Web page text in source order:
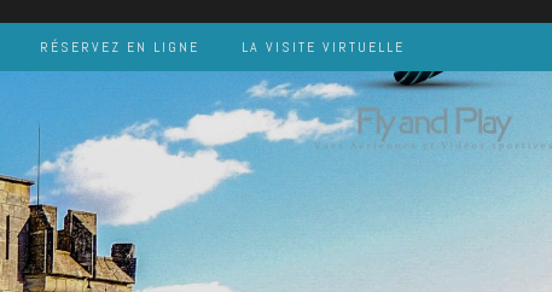
RÉSERVEZ EN LIGNE LA VISITE VIRTUELLE